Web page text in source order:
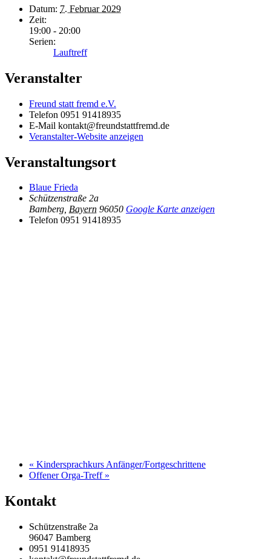
Datum: 7. Februar 2029
Zeit:
19:00 - 20:00
Serien:
Lauftreff
Veranstalter
Freund statt fremd e.V.
Telefon 0951 91418935
E-Mail kontakt@freundstattfremd.de
Veranstalter-Website anzeigen
Veranstaltungsort
Blaue Frieda
Schützenstraße 2a
Bamberg, Bayern 96050 Google Karte anzeigen
Telefon 0951 91418935
« Kindersprachkurs Anfänger/Fortgeschrittene
Offener Orga-Treff »
Kontakt
Schützenstraße 2a
96047 Bamberg
0951 91418935